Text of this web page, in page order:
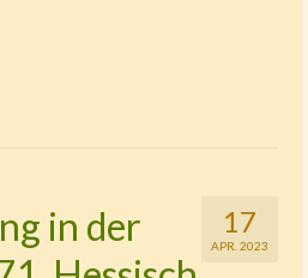
17
APR. 2023
in der